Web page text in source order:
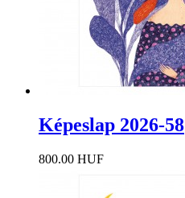
Képeslap 2026-58
800.00 HUF